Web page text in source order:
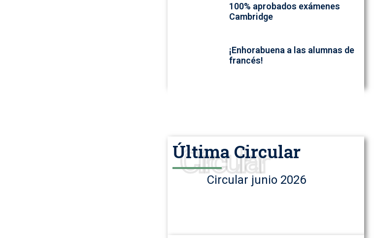
100% aprobados exámenes
Cambridge
¡Enhorabuena a las alumnas de
francés!
Circular
Última Circular
Circular junio 2026